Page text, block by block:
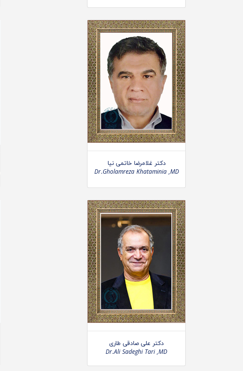
دکتر غلامرضا خاتمی نیا
Dr.Gholamreza Khataminia ,MD
دکتر علی صادقی طاری
Dr.Ali Sadeghi Tari ,MD